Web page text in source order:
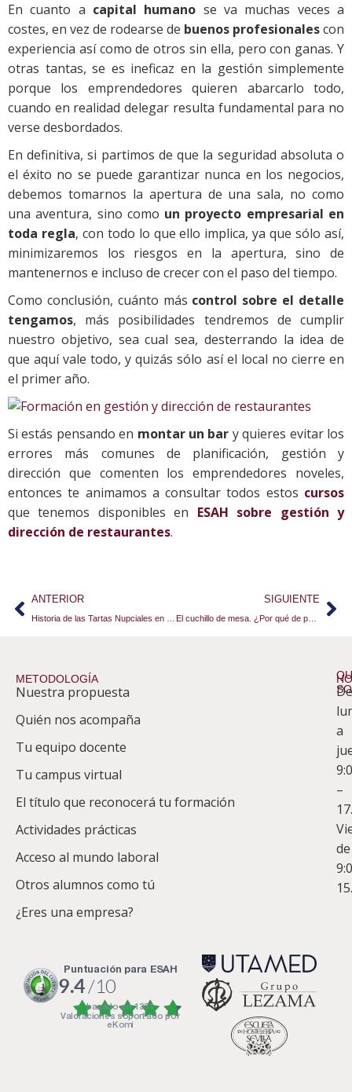
En cuanto a capital humano se va muchas veces a
costes, en vez de rodearse de buenos profesionalescon
experiencia así como de otros sin ella, pero con ganas. Y
otras tantas, se es ineficaz en la gestión simplemente
porque los emprendedores quieren abarcarlo todo,
cuando en realidad delegar resulta fundamental para no
verse desbordados.
En definitiva, si partimos de que la seguridad absoluta o
el éxito no se puede garantizar nunca en los negocios,
debemos tomarnos la apertura de una sala, no como
una aventura, sino como un proyecto empresarial en
toda regla, con todo lo que ello implica, ya que sólo así,
minimizaremos los riesgos en la apertura, sino de
mantenernos e incluso de crecer con el paso del tiempo.
Como conclusión, cuánto más control sobre el detalle
tengamos, más posibilidades tendremos de cumplir
nuestro objetivo, sea cual sea, desterrando la idea de
que aquí vale todo, y quizás sólo así el local no cierre en
el primer año.
Si estás pensando en montar un bar y quieres evitar los
errores más comunes de planificación, gestión y
dirección que comenten los emprendedores noveles,
entonces te animamos a consultar todos estos cursos
que tenemos disponibles en ESAH sobre gestión y
dirección de restaurantes.
ANTERIOR
Historia de las Tartas Nupciales en la Realeza Española
SIGUIENTE
El cuchillo de mesa. ¿Por qué de punta redonda?
METODOLOGÍA
Nuestra propuesta
Quién nos acompaña
Tu equipo docente
Tu campus virtual
El título que reconocerá tu formación
Actividades prácticas
Acceso al mundo laboral
Otros alumnos como tú
¿Eres una empresa?
Te
De
a
–
de
puntuación para ESAH
9.4/10
basado en1331
Valoraciones soportado por
eKomi